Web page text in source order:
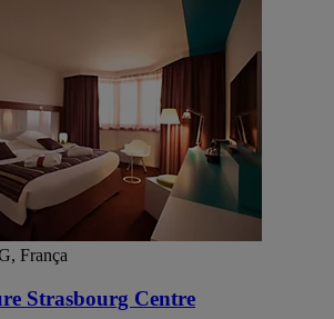
França
Strasbourg Centre